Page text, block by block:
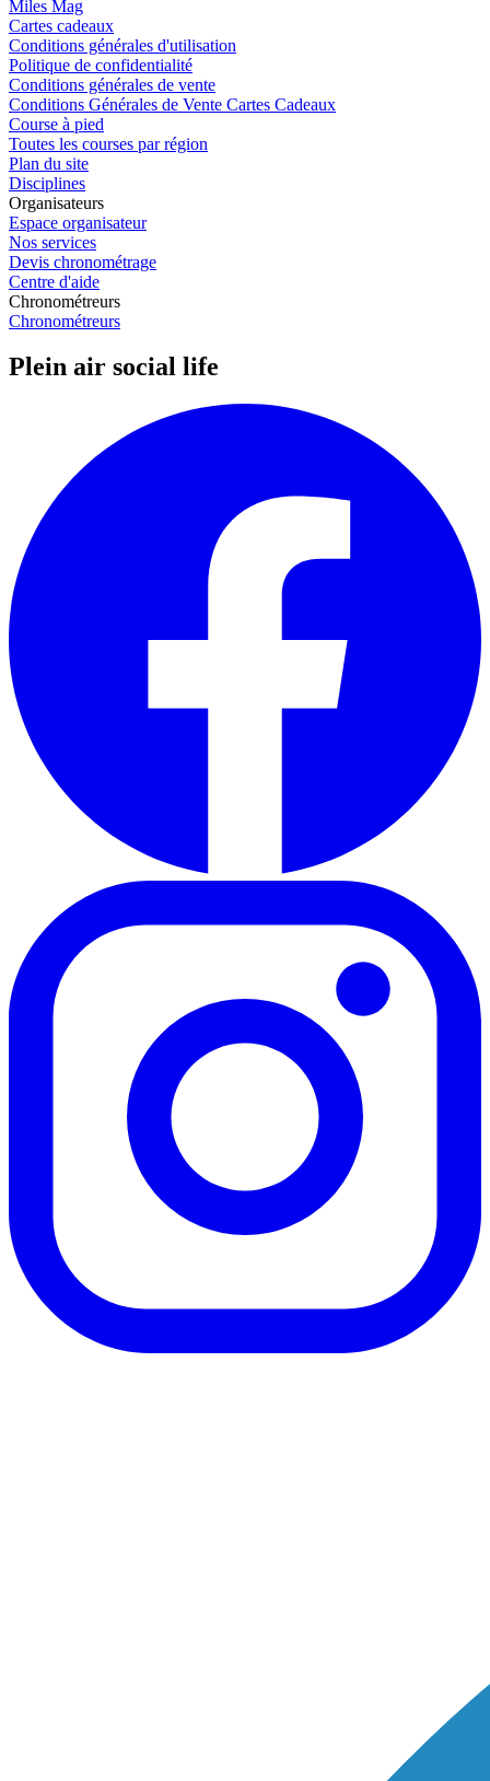
Miles Mag
Cartes cadeaux
Conditions générales d'utilisation
Politique de confidentialité
Conditions générales de vente
Conditions Générales de Vente Cartes Cadeaux
Course à pied
Toutes les courses par région
Plan du site
Disciplines
Organisateurs
Espace organisateur
Nos services
Devis chronométrage
Centre d'aide
Chronométreurs
Chronométreurs
Plein air social life